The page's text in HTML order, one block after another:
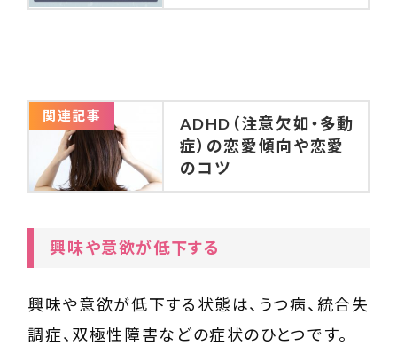
関連記事
ADHD（注意欠如・多動
症）の恋愛傾向や恋愛
のコツ
興味や意欲が低下する
興味や意欲が低下する状態は、うつ病、統合失
調症、双極性障害などの症状のひとつです。